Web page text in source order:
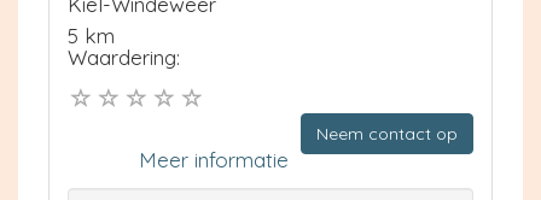
5 km
Waardering:
Neem contact op
Meer informatie